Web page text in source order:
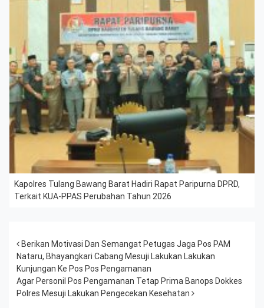
Kapolres Tulang Bawang Barat Hadiri Rapat Paripurna DPRD,
Terkait KUA-PPAS Perubahan Tahun 2026
Post navigation
Berikan Motivasi Dan Semangat Petugas Jaga Pos PAM
Nataru, Bhayangkari Cabang Mesuji Lakukan Lakukan
Kunjungan Ke Pos Pos Pengamanan
Agar Personil Pos Pengamanan Tetap Prima Banops Dokkes
Polres Mesuji Lakukan Pengecekan Kesehatan